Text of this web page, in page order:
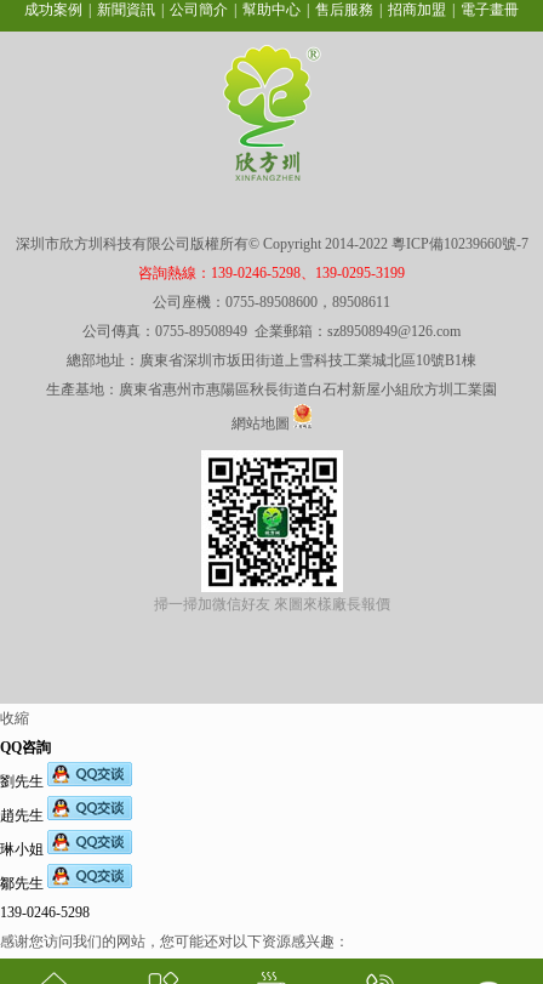
成功案例 新聞資訊 公司簡介 幫助中心 售后服務 招商加盟 電子畫冊
深圳市欣方圳科技有限公司版權所有© Copyright 2014-2022 粵ICP備10239660號-7
咨詢熱線：139-0246-5298、139-0295-3199
公司座機：0755-89508600，89508611
公司傳真：0755-89508949 企業郵箱：sz89508949@126.com
總部地址：廣東省深圳市坂田街道上雪科技工業城北區10號B1棟
生產基地：廣東省惠州市惠陽區秋長街道白石村新屋小組欣方圳工業園
網站地圖
掃一掃加微信好友 來圖來樣廠長報價
收縮
QQ咨詢
劉先生
趙先生
琳小姐
鄒先生
139-0246-5298
感谢您访问我们的网站，您可能还对以下资源感兴趣：
欧美伊人-麻豆精品一区二区三区-欧美日b视频-阿v天堂网-中文字幕第六页-狠狠干干-